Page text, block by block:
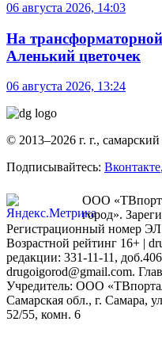
06 августа 2026, 14:03
На
Аленький цветочек
06 августа 2026, 13:24
© 2013–2026 г. г.,
Подписывайтесь: Вконтакте,
ООО
город».
Регистрационный номер
Возрастной рейтинг 16+ |
редакции: 331-11-11,
drugoigorod@gmail.com.
Учредитель: ООО
Самарская обл., г. Самара,
52/55, комн. 6